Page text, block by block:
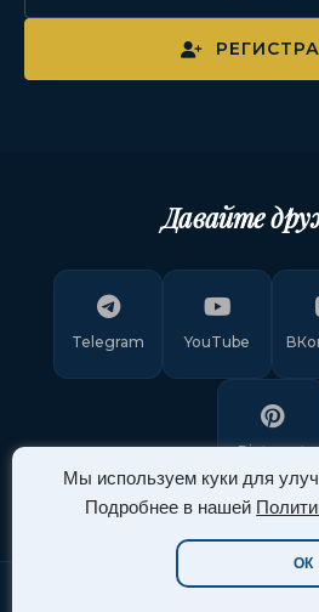
Мы используем куки для
Подробнее в нашей
ОК
Давайте
Telegram YouTube
Pinterest